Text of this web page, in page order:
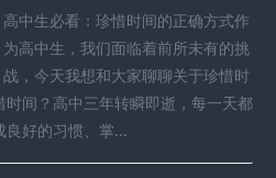
高中生必看：珍惜时间的正确方式作
为高中生，我们面临着前所未有的挑
战，今天我想和大家聊聊关于珍惜时
间？高中三年转瞬即逝，每一天都
良好的习惯、掌...